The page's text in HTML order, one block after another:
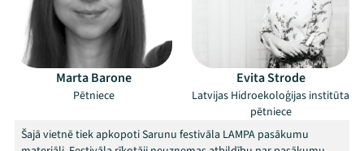
Marta Barone
Pētniece
Evita Strode
Latvijas Hidroekoloģijas institūta
pētniece
Šajā vietnē tiek apkopoti Sarunu festivāla LAMPA pasākumu